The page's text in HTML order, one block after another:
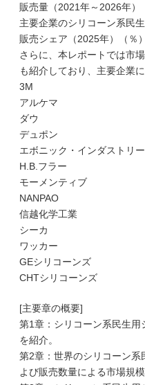
販売量（2021年～2026年）
主要企業のシリコーン系民
販売シェア（2025年）（％）
さらに、本レポートでは市
も紹介しており、主要企業
3M
アルケマ
ダウ
デュポン
エボニック・インダストリ
H.B.フラー
モーメンティブ
NANPAO
信越化学工業
シーカ
ワッカー
GEシリコーンズ
CHTシリコーンズ
[主要章の概要]
第1章：シリコーン系民生
を紹介。
第2章：世界のシリコーン
よび販売数量による市場規模